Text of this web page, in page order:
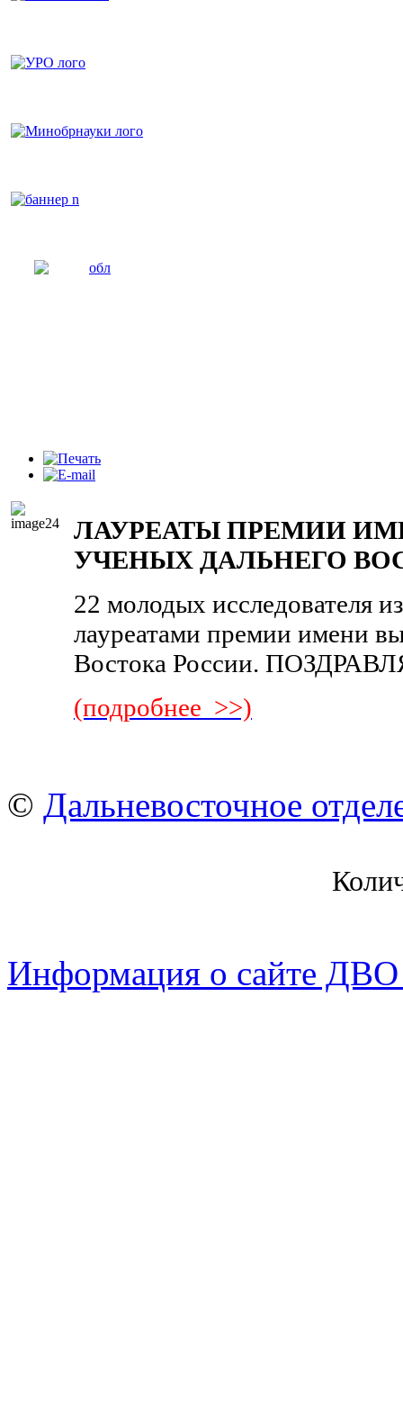
ЛАУРЕАТЫ ПРЕМИИ
УЧЕНЫХ ДАЛЬНЕГО
22 молодых исследователя
лауреатами премии имени
Востока России.
(подробнее >>)
© Дальневосточное
Информация о сайте